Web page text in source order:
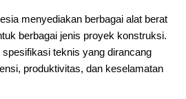
menyediakan berbagai alat berat
berbagai jenis proyek konstruksi.
teknis yang dirancang
produktivitas, dan keselamatan